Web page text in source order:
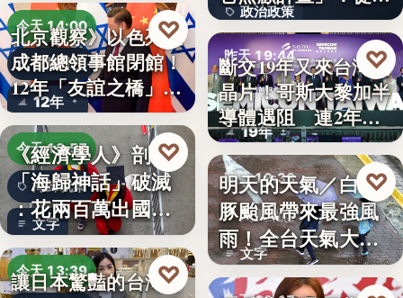
今天 14:00
國際外交
12年
北京觀察》以色列駐
成都總領事館閉館！
12年「友誼之橋」
為…
♡
今天 13:57
海歸就業
文字
《經濟學人》剖析
「海歸神話」破滅
：花兩百萬出國留
學，回國…
♡
今天 13:39
讓日本驚豔的台灣甘
♡
政治政策
50%
爸…
昨天 19:44
半導體
19年
斷交19年又來台灣找
晶片！哥斯大黎加半
導體遇阻 連2年
參…
♡
昨天 19:38
颱風動態
文字
明天的天氣／白海
豚颱風帶來最強風
雨！全台天氣大轉
變「豪雨…
♡